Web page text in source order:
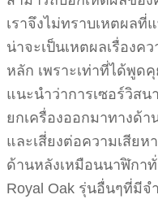
เราจึงไม่ทราบเหตผลที่
น่าจะเป็นเหตผลเรื่องค
หลัก เพราะเท่าที่ได้พูด
แนะนำว่าการเซอร์วิสน
ยกเครื่องออกมาทางด้
และเสี่ยงต่อความเสียห
ด้านหลังเหมือนนาฬิกา
Royal Oak รุ่นอื่นๆที่มี